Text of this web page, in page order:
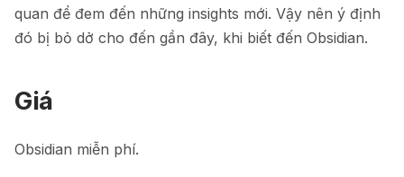
quan để đem đến những insights mới. Vậy nên ý định
đó bị bỏ dở cho đến gần đây, khi biết đến Obsidian.
Giá
Obsidian miễn phí.